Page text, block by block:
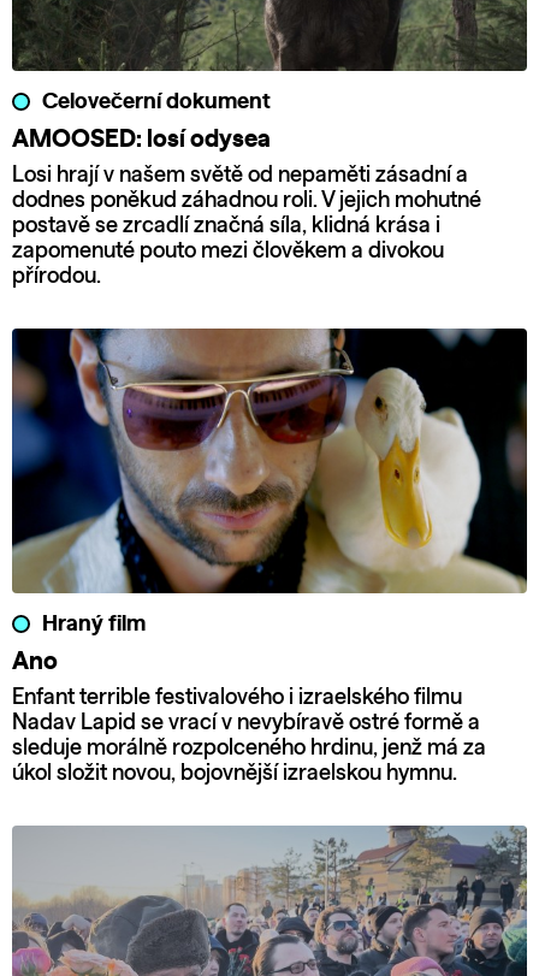
Celovečerní dokument
AMOOSED: losí odysea
Losi hrají v našem světě od nepaměti zásadní a
dodnes poněkud záhadnou roli. V jejich mohutné
postavě se zrcadlí značná síla, klidná krása i
zapomenuté pouto mezi člověkem a divokou
přírodou.
Hraný film
Ano
Enfant terrible festivalového i izraelského filmu
Nadav Lapid se vrací v nevybíravě ostré formě a
sleduje morálně rozpolceného hrdinu, jenž má za
úkol složit novou, bojovnější izraelskou hymnu.